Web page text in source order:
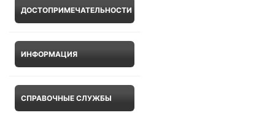
ДОСТОПРИМЕЧАТЕЛЬНОСТИ
ИНФОРМАЦИЯ
СПРАВОЧНЫЕ СЛУЖБЫ